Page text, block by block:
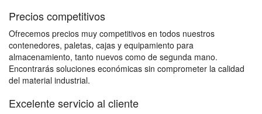
Precios competitivos
Ofrecemos precios muy competitivos en todos nuestros
contenedores, paletas, cajas y equipamiento para
almacenamiento, tanto nuevos como de segunda mano.
Encontrarás soluciones económicas sin comprometer la calidad
del material industrial.
Excelente servicio al cliente